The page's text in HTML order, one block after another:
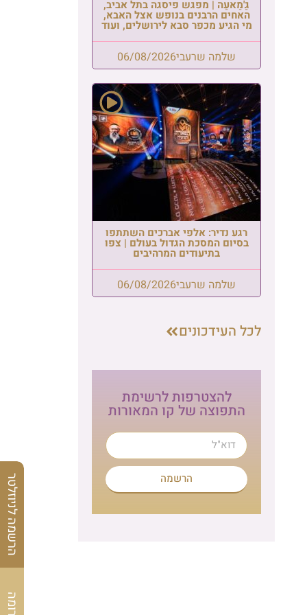
גַ'מַאעַה | מפגש פיסגה בתל אביב,
האחים הרבנים בנופש אצל האבא,
מי הגיע מכפר סבא לירושלים, ועוד
שלמה שרעבי06/08/2026
רגע נדיר: אלפי אברכים השתתפו
בסיום המסכת הגדול בעולם | צפו
בתיעודים המרהיבים
שלמה שרעבי06/08/2026
לכל העידכונים
להצטרפות לרשימת
התפוצה של קו המאורות
הרשמה הרשמה לניוזלטר